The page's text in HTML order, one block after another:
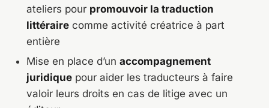
ateliers pour promouvoir la traduction
littéraire comme activité créatrice à part
entière
Mise en place d’un accompagnement
juridique pour aider les traducteurs à faire
valoir leurs droits en cas de litige avec un